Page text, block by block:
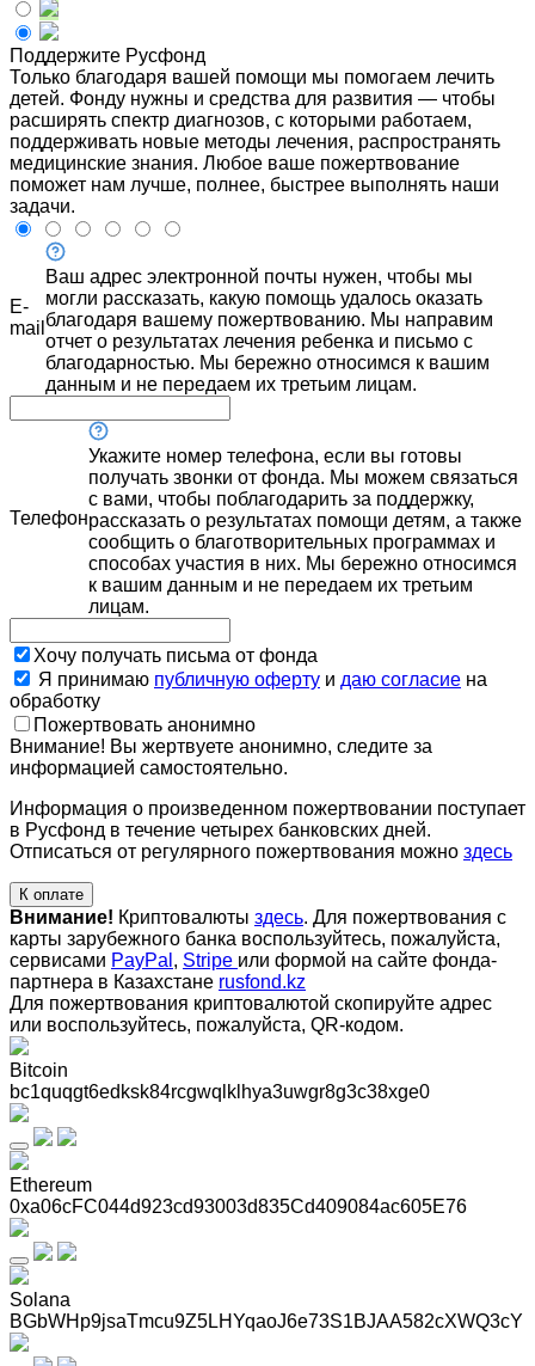
Поддержите Русфонд
Только благодаря вашей помощи мы помогаем лечить
детей. Фонду нужны и средства для развития — чтобы
расширять спектр диагнозов, с которыми работаем,
поддерживать новые методы лечения, распространять
медицинские знания. Любое ваше пожертвование
поможет нам лучше, полнее, быстрее выполнять наши
задачи.
E-
mail
Ваш адрес электронной почты нужен, чтобы мы
могли рассказать, какую помощь удалось оказать
благодаря вашему пожертвованию. Мы направим
отчет о результатах лечения ребенка и письмо с
благодарностью. Мы бережно относимся к вашим
данным и не передаем их третьим лицам.
Телефон
Укажите номер телефона, если вы готовы
получать звонки от фонда. Мы можем связаться
с вами, чтобы поблагодарить за поддержку,
рассказать о результатах помощи детям, а также
сообщить о благотворительных программах и
способах участия в них. Мы бережно относимся
к вашим данным и не передаем их третьим
лицам.
Хочу получать письма от фонда
Я принимаю публичную оферту и даю согласие на
обработку
Пожертвовать анонимно
Внимание! Вы жертвуете анонимно, следите за
информацией самостоятельно.
Информация о произведенном пожертвовании поступает
в Русфонд в течение четырех банковских дней.
Отписаться от регулярного пожертвования можно здесь
К оплате
Внимание! Криптовалюты здесь. Для пожертвования с
карты зарубежного банка воспользуйтесь, пожалуйста,
сервисами PayPal , Stripe или формой на сайте фонда-
партнера в Казахстане rusfond.kz
Для пожертвования криптовалютой скопируйте адрес
или воспользуйтесь, пожалуйста, QR-кодом.
Bitcoin
bc1quqgt6edksk84rcgwqlklhya3uwgr8g3c38xge0
Ethereum
0xa06cFC044d923cd93003d835Cd409084ac605E76
Solana
BGbWHp9jsaTmcu9Z5LHYqaoJ6e73S1BJAA582cXWQ3cY